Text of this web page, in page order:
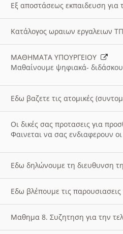
Εξ αποστάσεως εκπαιδευση για
Κατάλογος ωραιων εργαλειων
ΜΑΘΗΜΑΤΑ ΥΠΟΥΡΓΕΙΟΥ
Μαθαίνουμε ψηφιακά-
Εδω βαζετε τις ατομικές
Οι δικές σας προτασεις για
Φαινεται να σας ενδιαφερουν
Εδω δηλώνουμε τη διευθυνση
Εδω βλέπουμε τις
Μαθημα 8. Συζητηση για την